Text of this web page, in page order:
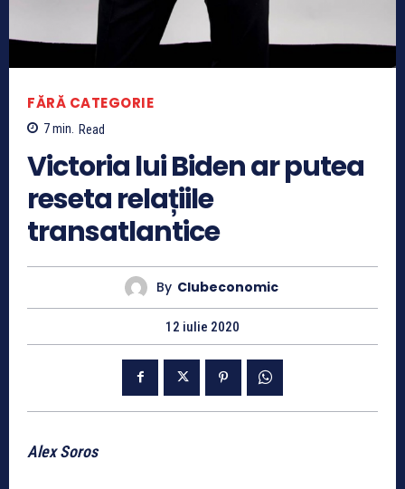
FĂRĂ CATEGORIE
7min. Read
Victoria lui Biden ar putea
reseta relațiile
transatlantice
By Clubeconomic
12 iulie 2020
Alex Soros